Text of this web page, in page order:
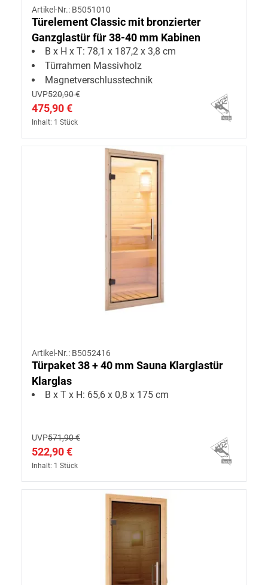
Artikel-Nr.: B5051010
Türelement Classic mit bronzierter
Ganzglastür für 38-40 mm Kabinen
B x H x T: 78,1 x 187,2 x 3,8 cm
Türrahmen Massivholz
Magnetverschlusstechnik
UVP520,90 €
475,90 €
Inhalt: 1 Stück
Artikel-Nr.: B5052416
Türpaket 38 + 40 mm Sauna Klarglastür
Klarglas
B x T x H: 65,6 x 0,8 x 175 cm
UVP571,90 €
522,90 €
Inhalt: 1 Stück